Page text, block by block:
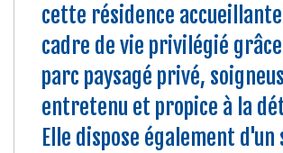
cette résidence
cadre de vie privilégié
parc paysagé privé,
entretenu et propice à la
Elle dispose également d'un